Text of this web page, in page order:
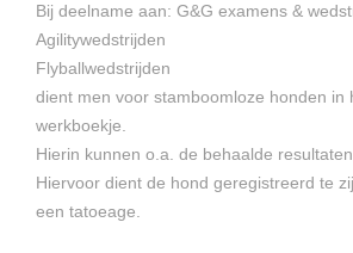
Bij deelname aan: G&G examens &
Agilitywedstrijden
Flyballwedstrijden
dient men voor stamboomloze honden in
werkboekje.
Hierin kunnen o.a. de behaalde
Hiervoor dient de hond geregistreerd te
een tatoeage.